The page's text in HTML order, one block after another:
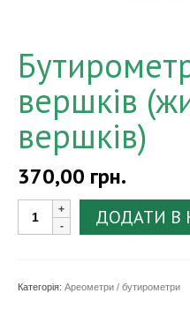
вершків
вершків)
370,00 грн.
Бутирометри
для
кількість
ДОДАТИ В
Категорія: Ареометри / бутирометри